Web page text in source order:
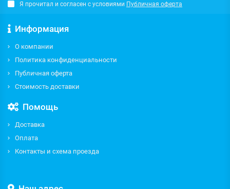
Я прочитал и согласен с условиями Публичная оферта
Информация
О компании
Политика конфиденциальности
Публичная оферта
Стоимость доставки
Помощь
Доставка
Оплата
Контакты и схема проезда